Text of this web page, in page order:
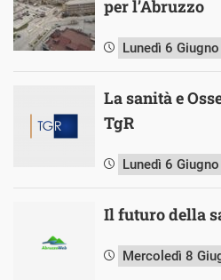
per l’Abruzzo
Lunedì 6
La sanità e
TgR
Lunedì 6
Il futuro della
Mercoledì 8